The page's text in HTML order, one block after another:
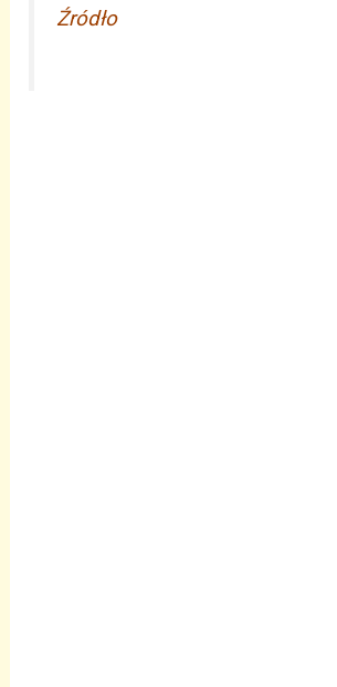
Źródło